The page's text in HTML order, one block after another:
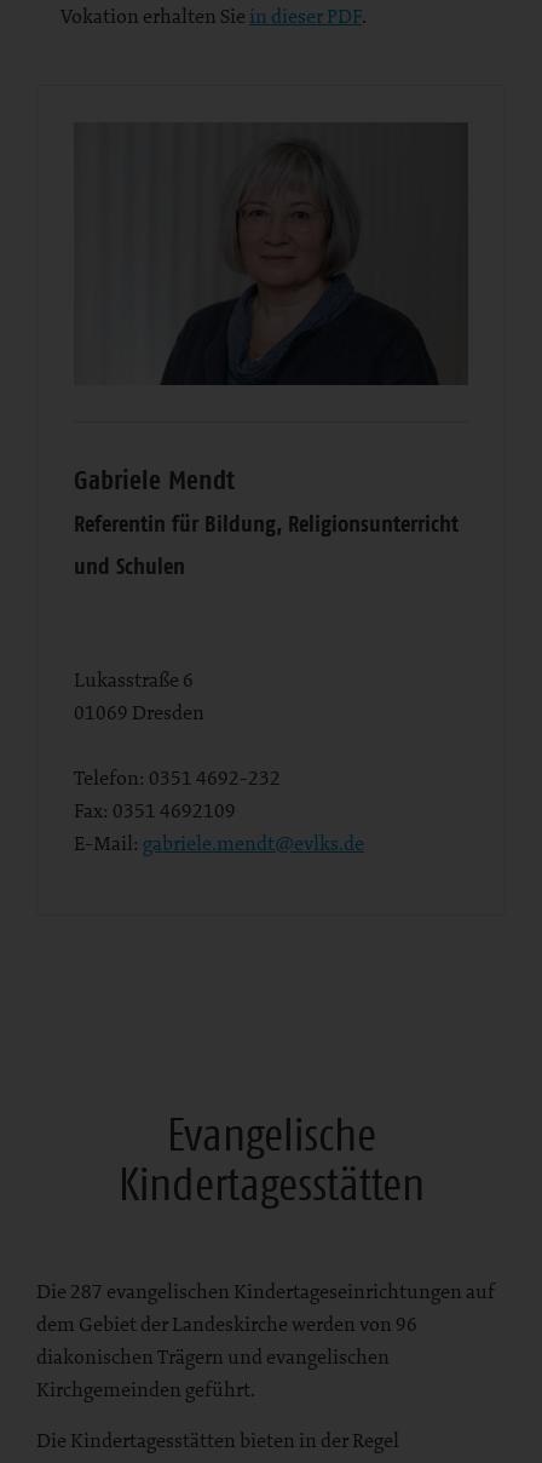
Vokation erhalten Sie in dieser PDF.
Gabriele Mendt
Referentin für Bildung, Religionsunterricht
und Schulen
Lukasstraße 6
01069 Dresden
Telefon: 0351 4692-232
Fax: 0351 4692109
E-Mail: gabriele.mendt@evlks.de
Evangelische
Kindertagesstätten
Die 287 evangelischen Kindertageseinrichtungen auf
dem Gebiet der Landeskirche werden von 96
diakonischen Trägern und evangelischen
Kirchgemeinden geführt.
Die Kindertagesstätten bieten in der Regel